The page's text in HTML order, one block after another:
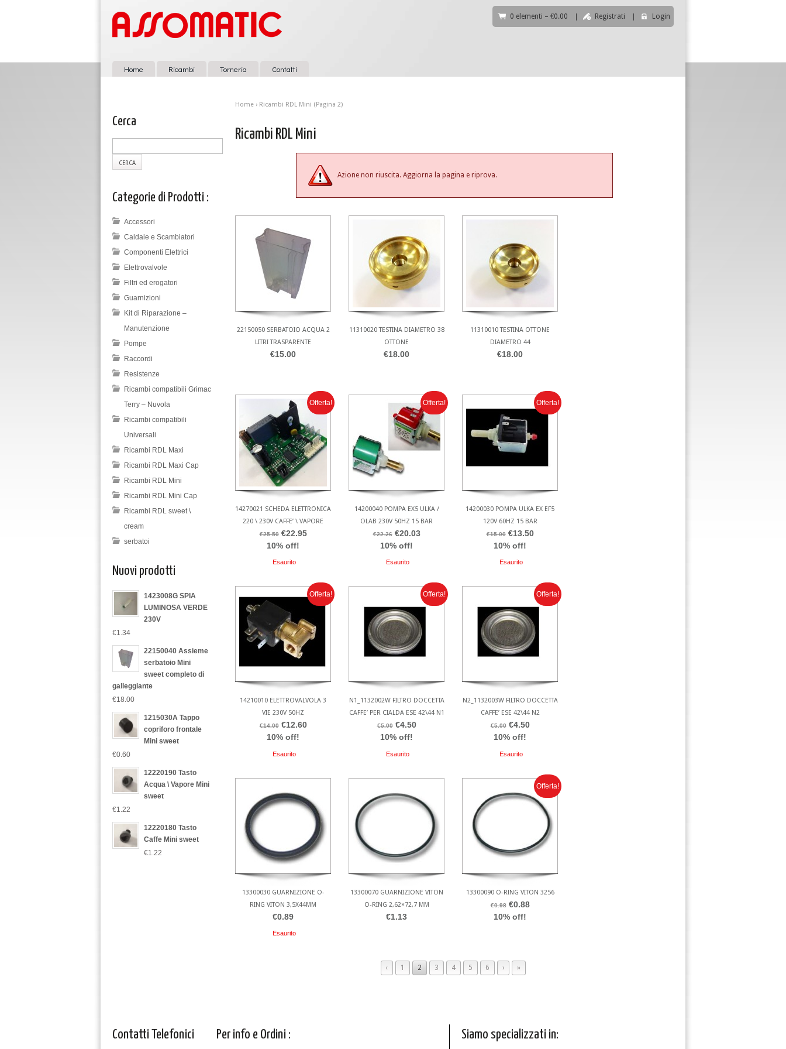
0 elementi – €0.00 Registrati Login
Home Ricambi Torneria Contatti
Home › Ricambi RDL Mini (Pagina 2)
Ricambi RDL Mini
Azione non riuscita. Aggiorna la pagina e riprova.
22150050 SERBATOIO ACQUA 2
LITRI TRASPARENTE
€15.00
11310020 TESTINA DIAMETRO 38
OTTONE
€18.00
11310010 TESTINA OTTONE
DIAMETRO 44
€18.00
Offerta!
14270021 SCHEDA ELETTRONICA
220 \ 230V CAFFE’ \ VAPORE
€25.50 €22.95
10% off!
Esaurito
Offerta!
14200040 POMPA EX5 ULKA /
OLAB 230V 50HZ 15 BAR
€22.26 €20.03
10% off!
Esaurito
Offerta!
14200030 POMPA ULKA EX EF5
120V 60HZ 15 BAR
€15.00 €13.50
10% off!
Esaurito
Offerta!
14210010 ELETTROVALVOLA 3
VIE 230V 50HZ
€14.00 €12.60
10% off!
Esaurito
Offerta!
N1_1132002W FILTRO DOCCETTA
CAFFE’ PER CIALDA ESE 42\44 N1
€5.00 €4.50
10% off!
Esaurito
Offerta!
N2_1132003W FILTRO DOCCETTA
CAFFE’ ESE 42\44 N2
€5.00 €4.50
10% off!
Esaurito
13300030 GUARNIZIONE O-
RING VITON 3,5X44MM
€0.89
Esaurito
13300070 GUARNIZIONE VITON
O-RING 2,62×72,7 MM
€1.13
Offerta!
13300090 O-RING VITON 3256
€0.98 €0.88
10% off!
‹ 1 2 3 4 5 6 › »
Cerca
Categorie di Prodotti :
Accessori
Caldaie e Scambiatori
Componenti Elettrici
Elettrovalvole
Filtri ed erogatori
Guarnizioni
Kit di Riparazione –
Manutenzione
Pompe
Raccordi
Resistenze
Ricambi compatibili Grimac
Terry – Nuvola
Ricambi compatibili
Universali
Ricambi RDL Maxi
Ricambi RDL Maxi Cap
Ricambi RDL Mini
Ricambi RDL Mini Cap
Ricambi RDL sweet \
cream
serbatoi
Nuovi prodotti
1423008G SPIA
LUMINOSA VERDE
230V
€1.34
22150040 Assieme
serbatoio Mini
sweet completo di
galleggiante
€18.00
1215030A Tappo
copriforo frontale
Mini sweet
€0.60
12220190 Tasto
Acqua \ Vapore Mini
sweet
€1.22
12220180 Tasto
Caffe Mini sweet
€1.22
Contatti Telefonici Per info e Ordini : Siamo specializzati in: